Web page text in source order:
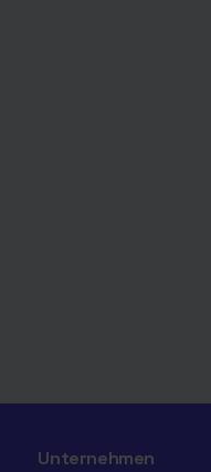
Unternehmen